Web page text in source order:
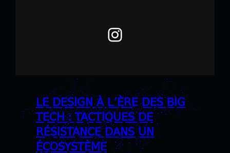
Instagram
LE DESIGN À L’ÈRE DES BIG
TECH : TACTIQUES DE
RÉSISTANCE DANS UN
ÉCOSYSTÈME